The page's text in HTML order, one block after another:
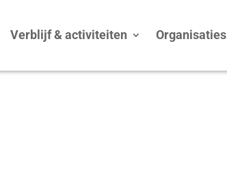
Verblijf & activiteiten Organisaties